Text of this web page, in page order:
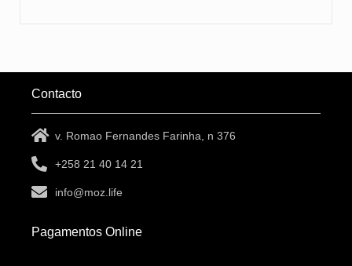
Contacto
v. Romao Fernandes Farinha, n 376
+258 21 40 14 21
info@moz.life
Pagamentos Online